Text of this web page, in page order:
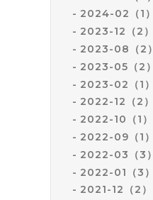
2024-02（1）
2023-12（2）
2023-08（2）
2023-05（2）
2023-02（1）
2022-12（2）
2022-10（1）
2022-09（1）
2022-03（3）
2022-01（3）
2021-12（2）